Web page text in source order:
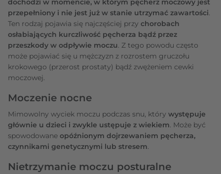
dochodzi w momencie, w którym pęcherz moczowy jest
przepełniony i nie jest już w stanie utrzymać zawartości.
Ten rodzaj pojawia się najczęściej przy chorobach
osłabiających kurczliwość pęcherza bądź przez
przeszkody w odpływie moczu. Z tego powodu często
może pojawiać się u mężczyzn z rozrostem gruczołu
krokowego (przerost prostaty) bądź zwężeniem cewki
moczowej.
Moczenie nocne
Mimowolny wyciek moczu podczas snu, który występuje
głównie u dzieci i zwykle ustępuje z wiekiem. Może być
spowodowane opóźnionym dojrzewaniem pęcherza,
czynnikami genetycznymi lub stresem.
Nietrzymanie moczu posturalne